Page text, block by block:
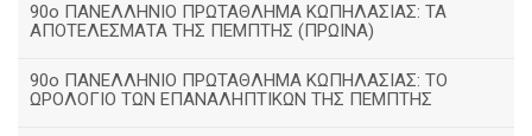
90ο ΠΑΝΕΛΛΗΝΙΟ ΠΡΩΤΑΘΛΗΜΑ ΚΩΠΗΛΑΣΙΑΣ: ΤΑ
ΑΠΟΤΕΛΕΣΜΑΤΑ ΤΗΣ ΠΕΜΠΤΗΣ (ΠΡΩΙΝΑ)
90o ΠΑΝΕΛΛΗΝΙΟ ΠΡΩΤΑΘΛΗΜΑ ΚΩΠΗΛΑΣΙΑΣ: ΤΟ
ΩΡΟΛΟΓΙΟ ΤΩΝ ΕΠΑΝΑΛΗΠΤΙΚΩΝ ΤΗΣ ΠΕΜΠΤΗΣ